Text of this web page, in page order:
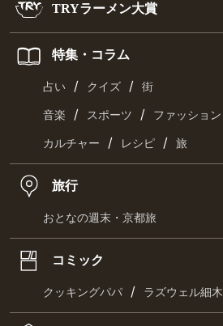
TRYラーメン大賞
特集・コラム
占い / クイズ / 街
音楽 / スポーツ / ファッション
カルチャー / レシピ / 旅
旅行
おとなの週末・京都旅
コミック
クッキングパパ / ラズウェル細木